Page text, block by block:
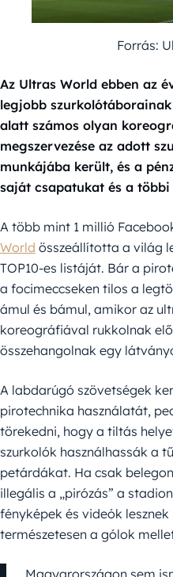
Forrás:
Az Ultras World ebben az
legjobb
alatt számos olyan
megszervezése az adott
munkájába került, és a
saját csapatukat és a
A több mint 1 millió
World összeállította a világ
TOP10-es listáját. Bár a
a focimeccseken tilos a
ámul és bámul, amikor az
koreográfiával rukkolnak
összehangolnak egy
A labdarúgó szövetségek
pirotechnika használatát,
törekedni, hogy a tiltás
szurkolók használhassák a
petárdákat. Ha csak
illegális a „pirózás” a
fényképek és videók
természetesen a gólok